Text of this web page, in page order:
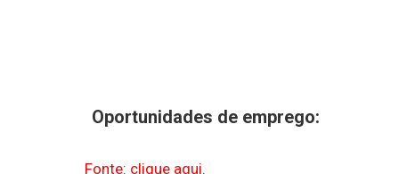
Oportunidades de emprego:
Fonte: clique aqui.